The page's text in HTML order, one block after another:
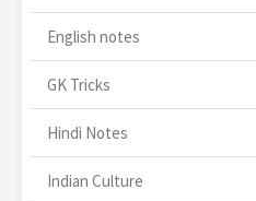
English notes
GK Tricks
Hindi Notes
Indian Culture